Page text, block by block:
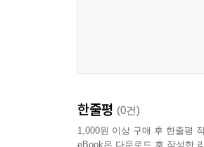
한줄평 (0건)
1,000원 이상 구매 후 한줄평
eBook은 다운로드 후 작성한